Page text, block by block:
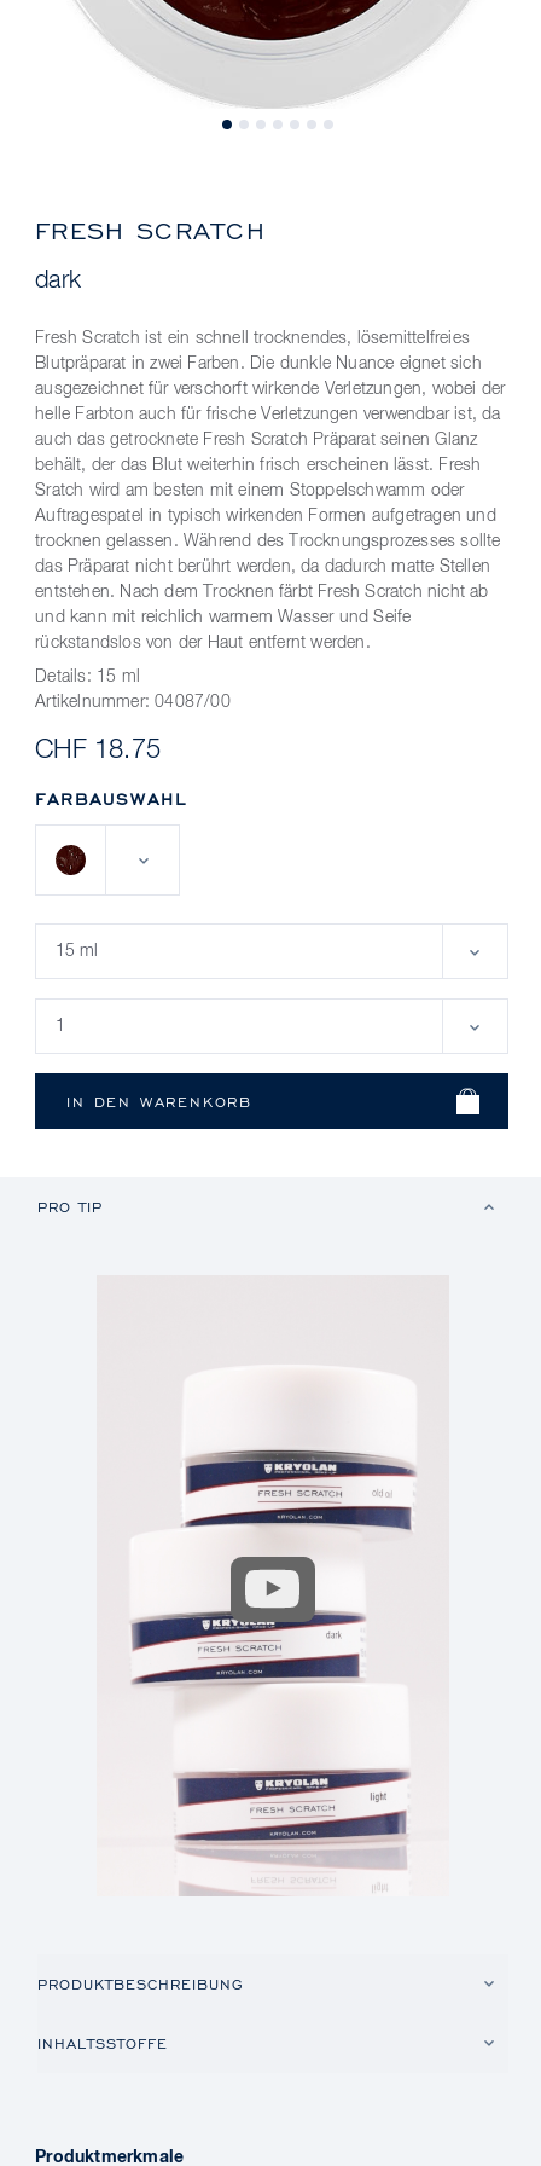
FRESH SCRATCH
dark
Fresh Scratch ist ein schnell trocknendes, lösemittelfreies
Blutpräparat in zwei Farben. Die dunkle Nuance eignet sich
ausgezeichnet für verschorft wirkende Verletzungen, wobei der
helle Farbton auch für frische Verletzungen verwendbar ist, da
auch das getrocknete Fresh Scratch Präparat seinen Glanz
behält, der das Blut weiterhin frisch erscheinen lässt. Fresh
Sratch wird am besten mit einem Stoppelschwamm oder
Auftragespatel in typisch wirkenden Formen aufgetragen und
trocknen gelassen. Während des Trocknungsprozesses sollte
das Präparat nicht berührt werden, da dadurch matte Stellen
entstehen. Nach dem Trocknen färbt Fresh Scratch nicht ab
und kann mit reichlich warmem Wasser und Seife
rückstandslos von der Haut entfernt werden.
Details: 15 ml
Artikelnummer:04087/00
CHF 18.75
FARBAUSWAHL
PRO TIP
PRODUKTBESCHREIBUNG
INHALTSSTOFFE
Produktmerkmale